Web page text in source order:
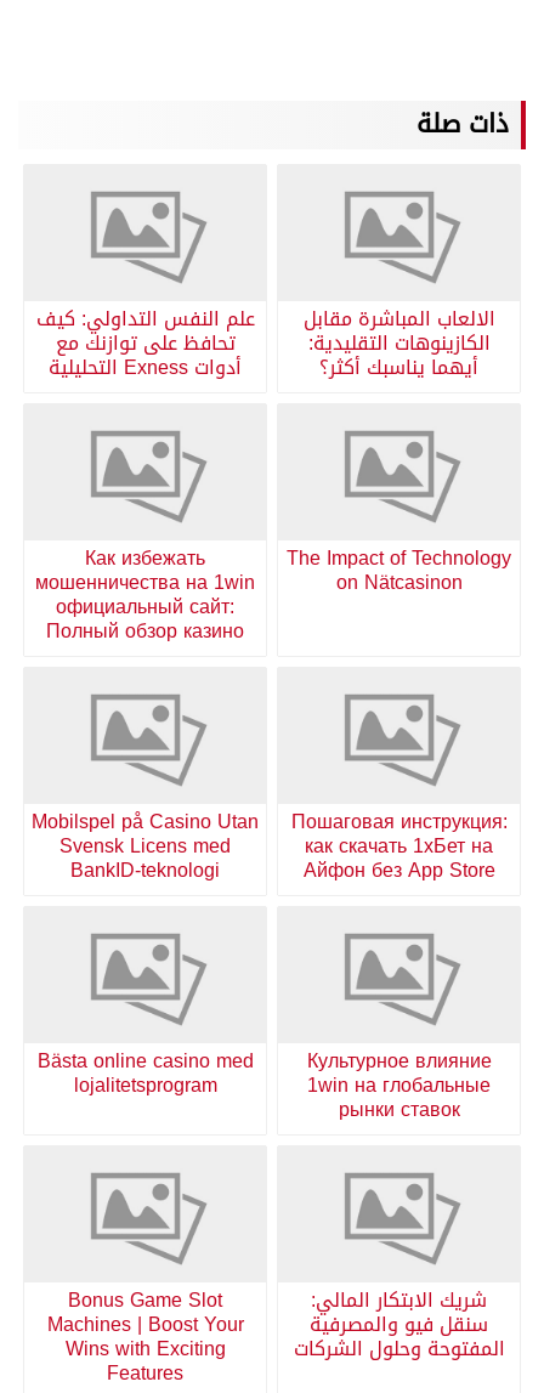
ذات صلة
الالعاب المباشرة مقابل
الكازينوهات التقليدية:
أيهما يناسبك أكثر؟
علم النفس التداولي: كيف
تحافظ على توازنك مع
أدوات Exness التحليلية
The Impact of Technology
on Nätcasinon
Как избежать
мошенничества на 1win
официальный сайт:
Полный обзор казино
Пошаговая инструкция:
как скачать 1хБет на
Айфон без App Store
Mobilspel på Casino Utan
Svensk Licens med
BankID-teknologi
Культурное влияние
1win на глобальные
рынки ставок
Bästa online casino med
lojalitetsprogram
شريك الابتكار المالي:
سنقل فيو والمصرفية
المفتوحة وحلول الشركات
Bonus Game Slot
Machines | Boost Your
Wins with Exciting
Features